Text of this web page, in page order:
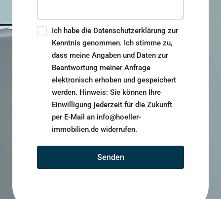
Ich habe die Datenschutzerklärung zur
Kenntnis genommen. Ich stimme zu,
dass meine Angaben und Daten zur
Beantwortung meiner Anfrage
elektronisch erhoben und gespeichert
werden. Hinweis: Sie können Ihre
Einwilligung jederzeit für die Zukunft
per E-Mail an info@hoeller-
immobilien.de widerrufen.
Senden